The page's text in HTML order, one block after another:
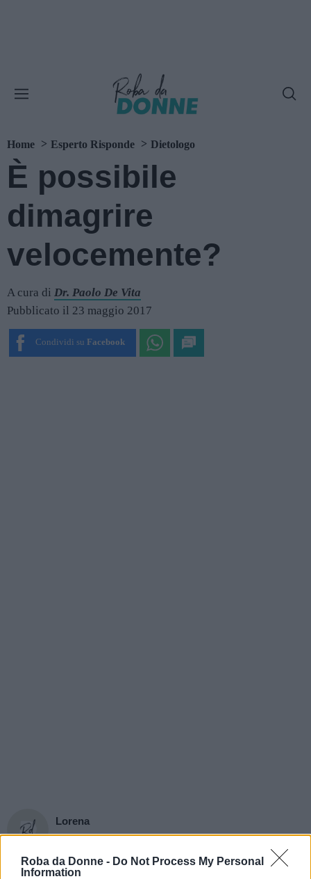
Roba da Donne - Do Not Process My Personal
Information
Home Esperto Risponde Dietologo
È possibile
dimagrire
velocemente?
A cura di Dr. Paolo De Vita
Pubblicato il 23 maggio 2017
Condividi su Facebook
Lorena
chiede: